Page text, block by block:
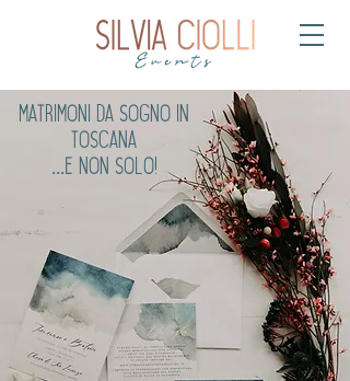
Matrimoni da sogno in
Toscana
...e non solo!